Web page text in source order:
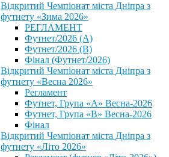
Відкритий Чемпіонат міста Дніпра з
футнету «Зима 2026»
РЕГЛАМЕНТ
Футнет/2026 (А)
Футнет/2026 (В)
Фінал (Футнет/2026)
Відкритий Чемпіонат міста Дніпра з
футнету «Весна 2026»
Регламент
Футнет, Група «А» Весна-2026
Футнет, Група «В» Весна-2026
Фінал
Відкритий Чемпіонат міста Дніпра з
футнету «Літо 2026»